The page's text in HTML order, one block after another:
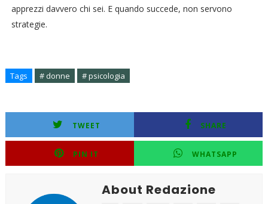
apprezzi davvero chi sei. E quando succede, non servono
strategie.
Tags # donne # psicologia
TWEET SHARE
PIN IT WHATSAPP
About Redazione